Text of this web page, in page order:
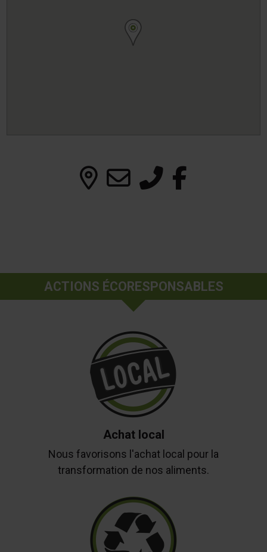
ACTIONS ÉCORESPONSABLES
Achat local
Nous favorisons l'achat local pour la
transformation de nos aliments.